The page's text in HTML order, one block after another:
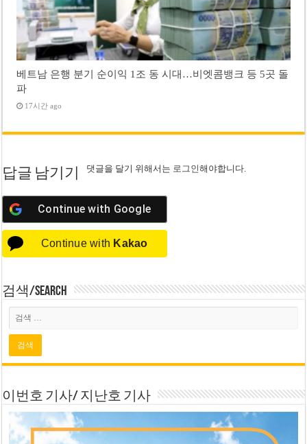
베트남 은행 분기 순이익 1조 동 시대…비엣콤뱅크 등 5곳 돌
파
17시간 ago
답글 남기기 댓글을 달기 위해서는 로그인해야합니다.
Continue with Google
Continue with Kakao
검색/Search
이번호 기사/ 지난호 기사